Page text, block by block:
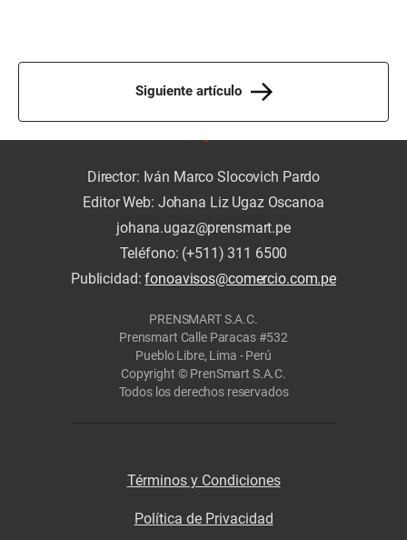
Siguiente artículo
Director: Iván Marco Slocovich Pardo
Editor Web: Johana Liz Ugaz Oscanoa
johana.ugaz@prensmart.pe
Teléfono: (+511) 311 6500
Publicidad:fonoavisos@comercio.com.pe
PRENSMART S.A.C.
Prensmart Calle Paracas #532
Pueblo Libre, Lima - Perú
Copyright © PrenSmart S.A.C.
Todos los derechos reservados
Términos y Condiciones
Política de Privacidad